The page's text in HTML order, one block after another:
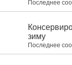
Последнее
зиму
Последнее